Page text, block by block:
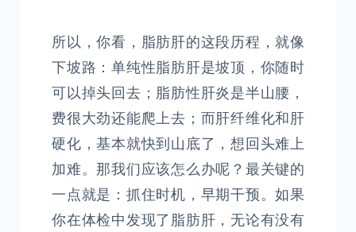
所以，你看，脂肪肝的这段历程，就像
下坡路：单纯性脂肪肝是坡顶，你随时
可以掉头回去；脂肪性肝炎是半山腰，
费很大劲还能爬上去；而肝纤维化和肝
硬化，基本就快到山底了，想回头难上
加难。那我们应该怎么办呢？最关键的
一点就是：抓住时机，早期干预。如果
你在体检中发现了脂肪肝，无论有没有